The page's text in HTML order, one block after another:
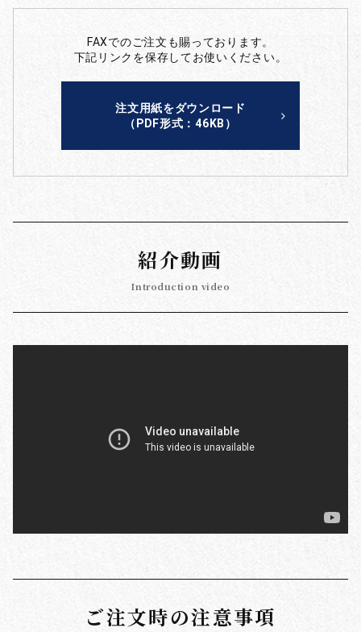
FAXでのご注文も賜っております。
下記リンクを保存してお使いください。
注文用紙をダウンロード
（PDF形式：46KB）
紹介動画
Introduction video
ご注文時の注意事項